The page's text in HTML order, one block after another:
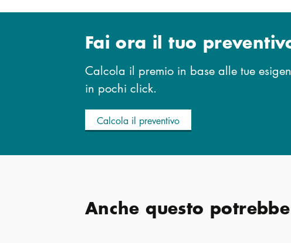
Fai ora il tuo
Calcola il premio in base alle tue
in pochi click.
Calcola il preventivo
Anche questo